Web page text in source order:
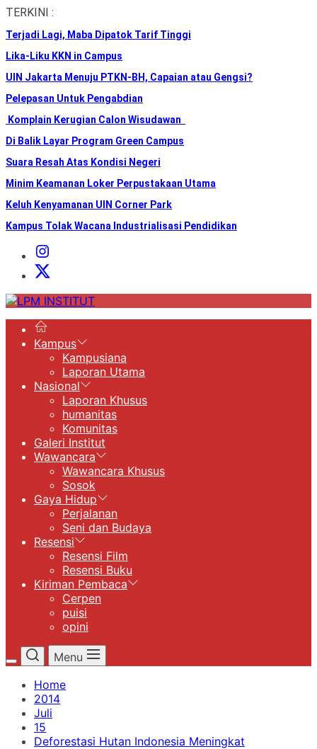
Skip
the
content
TERKINI :
Terjadi Lagi, Maba Dipatok Tarif Tinggi
Lika-Liku KKN in Campus
UIN Jakarta Menuju PTKN-BH, Capaian atau Gengsi?
Pelepasan Untuk Pengabdian
Komplain Kerugian Calon Wisudawan
Di Balik Layar Program Green Campus
Suara Resah Atas Kondisi Negeri
Minim Keamanan Loker Perpustakaan Utama
Keluh Kenyamanan UIN Corner Park
Kampus Tolak Wacana Industrialisasi Pendidikan
Instagram
Institut
X
LPM
Kampus
Kampusiana
Laporan Utama
Nasional
Laporan Khusus
humanitas
Komunitas
Galeri Institut
Wawancara
Wawancara Khusus
Sosok
Gaya Hidup
Perjalanan
Seni dan Budaya
Resensi
Resensi Film
Resensi Buku
Kiriman Pembaca
Cerpen
puisi
opini
Menu
Home
2014
Juli
15
Deforestasi Hutan Indonesia Meningkat